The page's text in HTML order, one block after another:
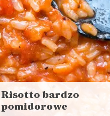
Risotto bardzo
pomidorowe